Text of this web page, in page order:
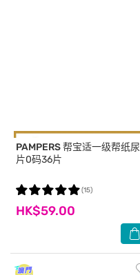
PAMPERS帮宝适一级帮纸尿
片0码36片
HK$59.00
(15)